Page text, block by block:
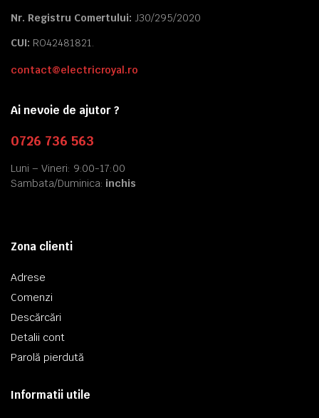
Nr. Registru Comertului: J30/295/2020
CUI: RO42481821.
contact@electricroyal.ro
Ai nevoie de ajutor ?
0726 736 563
Luni – Vineri: 9:00-17:00
Sambata/Duminica: inchis
Zona clienti
Adrese
Comenzi
Descărcări
Detalii cont
Parolă pierdută
Informatii utile